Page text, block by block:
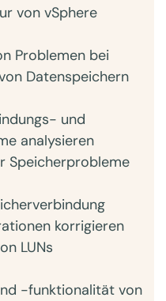
von vSphere
Problemen bei
Datenspeichern
und
analysieren
Speicherprobleme
korrigieren
LUNs
-funktionalität von